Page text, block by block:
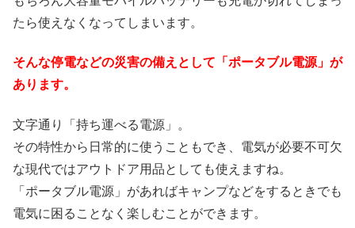
たら使えなくなってしまいます。
そんな停電などの災害の備えとして「ポータブル電源」が
あります。
文字通り「持ち運べる電源」。
その特性から日常的に使うこともでき、電気が必要不可欠
な現代ではアウトドア用品としても使えますね。
「ポータブル電源」があればキャンプなどをするときでも
電気に困ることなく楽しむことができます。